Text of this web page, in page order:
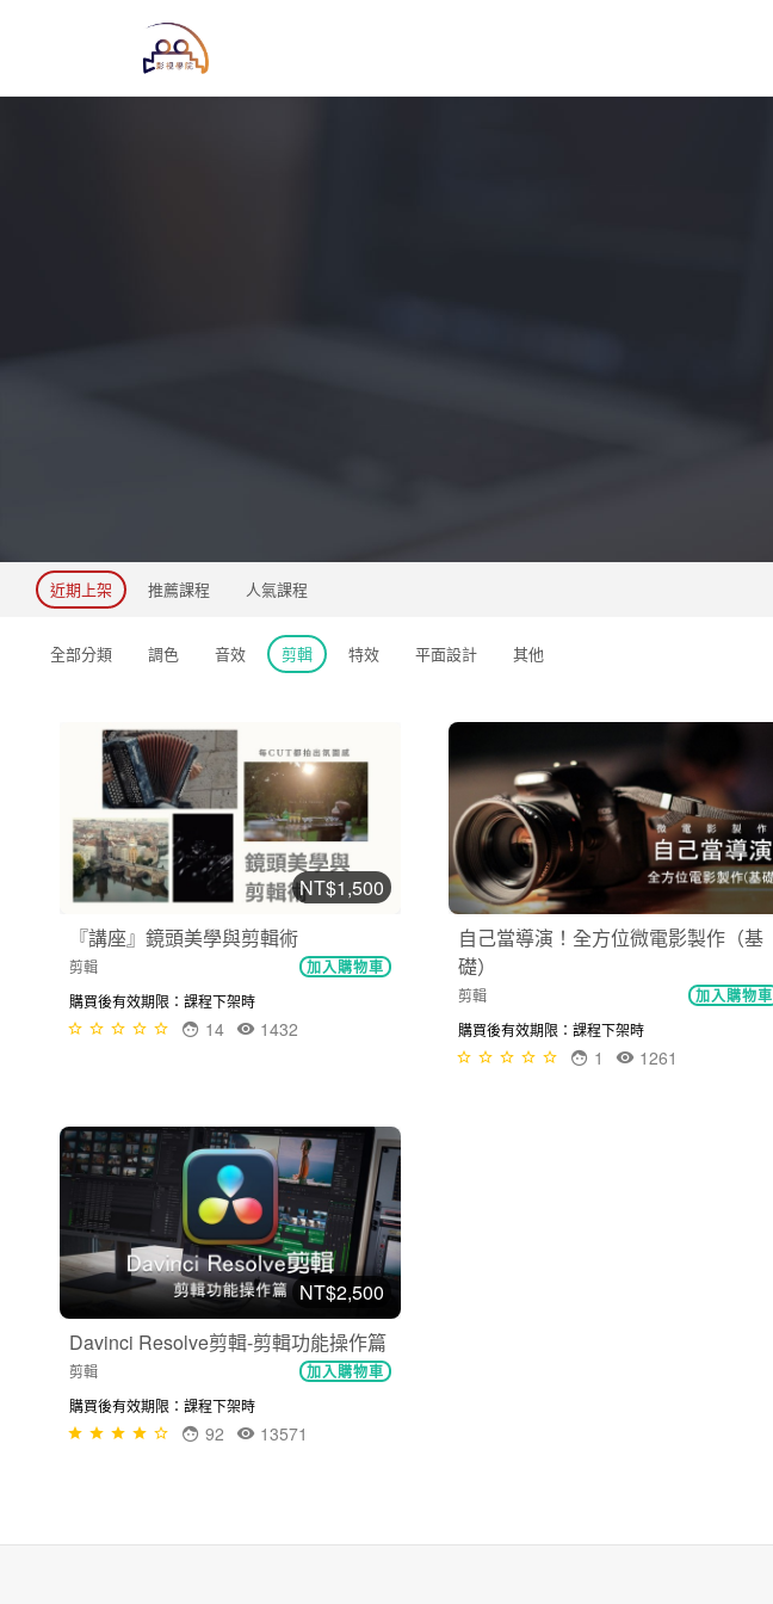
近期上架 推薦課程 人氣課程
全部分類 調色 音效 剪輯 特效 平面設計 其他
NT$1,500
『講座』鏡頭美學與剪輯術
剪輯 加入購物車
購買後有效期限：課程下架時
1432
14
自己當導演！全方位微電影製作（基
礎）
剪輯 加入購物車
購買後有效期限：課程下架時
1261
1
NT$2,500
Davinci Resolve剪輯-剪輯功能操作篇
剪輯 加入購物車
購買後有效期限：課程下架時
13571
92